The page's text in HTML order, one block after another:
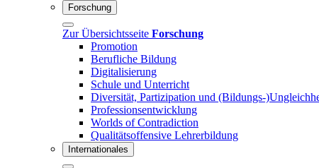
Forschung
Zur Übersichtsseite Forschung
Promotion
Berufliche Bildung
Digitalisierung
Schule und Unterricht
Diversität, Partizipation und (Bildungs-
Professionsentwicklung
Worlds of Contradiction
Qualitätsoffensive Lehrerbildung
Internationales